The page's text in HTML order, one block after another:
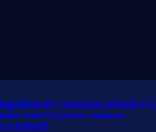
BH Telecoma: prihodi
veća 12 posto i najveća
u historiji